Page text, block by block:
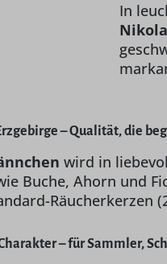
In
– Qualität, die
wird in
Buche, Ahorn und
– für Sammler,